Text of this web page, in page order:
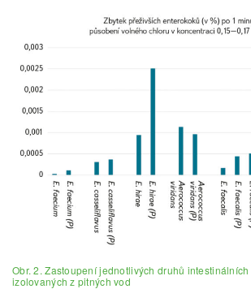
Obr. 2. Zastoupení jednotlivých druhů
izolovaných z pitných vod